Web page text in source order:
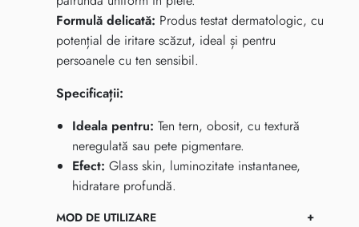
Formulă delicată: Produs testat dermatologic, cu
potențial de iritare scăzut, ideal și pentru
persoanele cu ten sensibil.
Specificații:
Ideala pentru: Ten tern, obosit, cu textură
neregulată sau pete pigmentare.
Efect: Glass skin, luminozitate instantanee,
hidratare profundă.
MOD DE UTILIZARE